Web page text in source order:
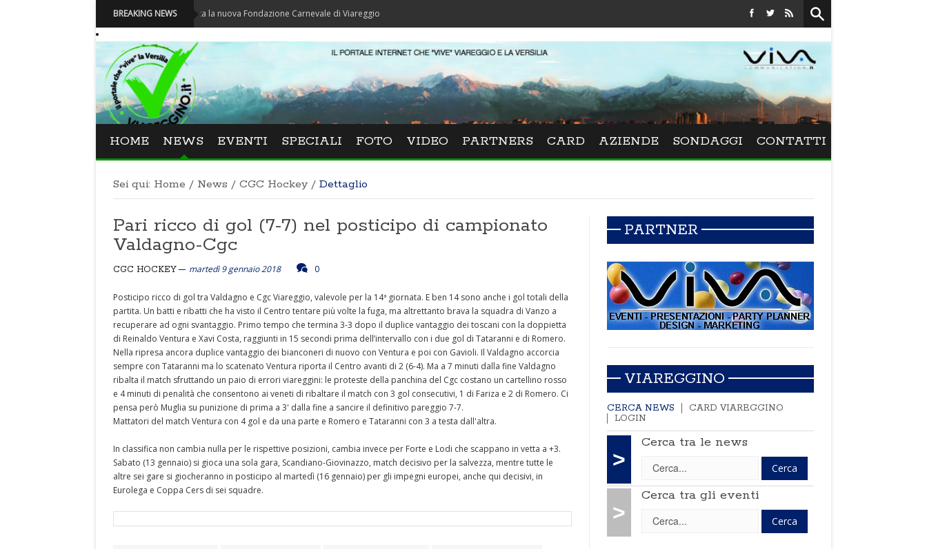
BREAKING NEWS
Carnevale - Nominata la nuova Fondazione Carnevale di Viareggio Festival La Versiliana - La direttrice lucchese Beatrice
HOME NEWS EVENTI SPECIALI FOTO VIDEO PARTNERS CARD AZIENDE SONDAGGI CONTATTI
Sei qui: Home / News / CGC Hockey / Dettaglio
Pari ricco di gol (7-7) nel posticipo di campionato
Valdagno-Cgc
CGC HOCKEY martedì 9 gennaio 2018 0
Posticipo ricco di gol tra Valdagno e Cgc Viareggio, valevole per la 14ª giornata. E ben 14 sono anche i gol totali della
partita. Un batti e ribatti che ha visto il Centro tentare più volte la fuga, ma altrettanto brava la squadra di Vanzo a
recuperare ad ogni svantaggio. Primo tempo che termina 3-3 dopo il duplice vantaggio dei toscani con la doppietta
di Reinaldo Ventura e Xavi Costa, raggiunti in 15 secondi prima dell’intervallo con i due gol di Tataranni e di Romero.
Nella ripresa ancora duplice vantaggio dei bianconeri di nuovo con Ventura e poi con Gavioli. Il Valdagno accorcia
sempre con Tataranni ma lo scatenato Ventura riporta il Centro avanti di 2 (6-4). Ma a 7 minuti dalla fine Valdagno
ribalta il match sfruttando un paio di errori viareggini: le proteste della panchina del Cgc costano un cartellino rosso
e 4 minuti di penalità che consentono ai veneti di ribaltare il match con 3 gol consecutivi, 1 di Fariza e 2 di Romero. Ci
pensa però Muglia su punizione di prima a 3' dalla fine a sancire il definitivo pareggio 7-7.
Mattatori del match Ventura con 4 gol e da una parte e Romero e Tataranni con 3 a testa dall'altra.
In classifica non cambia nulla per le rispettive posizioni, cambia invece per Forte e Lodi che scappano in vetta a +3.
Sabato (13 gennaio) si gioca una sola gara, Scandiano-Giovinazzo, match decisivo per la salvezza, mentre tutte le
altre sei gare si giocheranno in posticipo al martedì (16 gennaio) per gli impegni europei, anche qui decisivi, in
Eurolega e Coppa Cers di sei squadre.
PARTNER
VIAREGGINO
CERCA NEWS
CARD VIAREGGINO
LOGIN
>
Cerca tra le news
>
Cerca tra gli eventi